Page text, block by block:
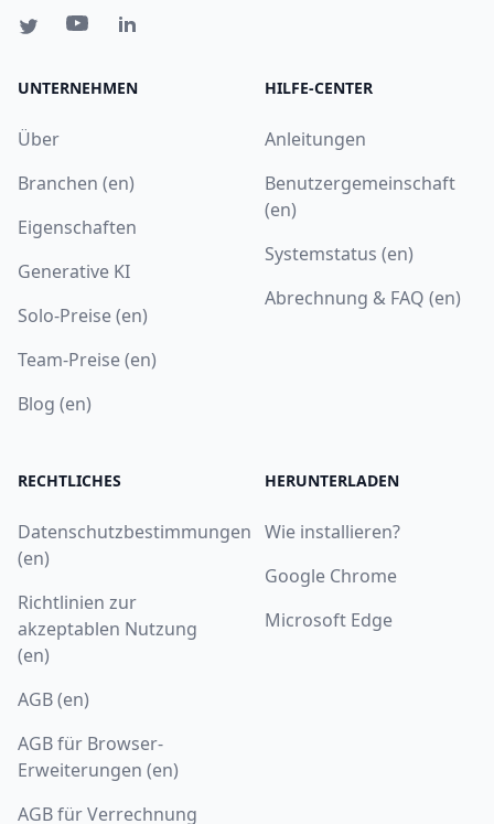
UNTERNEHMEN
Über
Branchen (en)
Eigenschaften
Generative KI
Solo-Preise (en)
Team-Preise (en)
Blog (en)
HILFE-CENTER
Anleitungen
Benutzergemeinschaft
(en)
Systemstatus (en)
Abrechnung & FAQ (en)
RECHTLICHES
Datenschutzbestimmungen
(en)
Richtlinien zur
akzeptablen Nutzung
(en)
AGB (en)
AGB für Browser-
Erweiterungen (en)
AGB für Verrechnung
HERUNTERLADEN
Wie installieren?
Google Chrome
Microsoft Edge